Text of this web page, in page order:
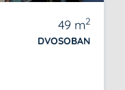
49 m2
DVOSOBAN